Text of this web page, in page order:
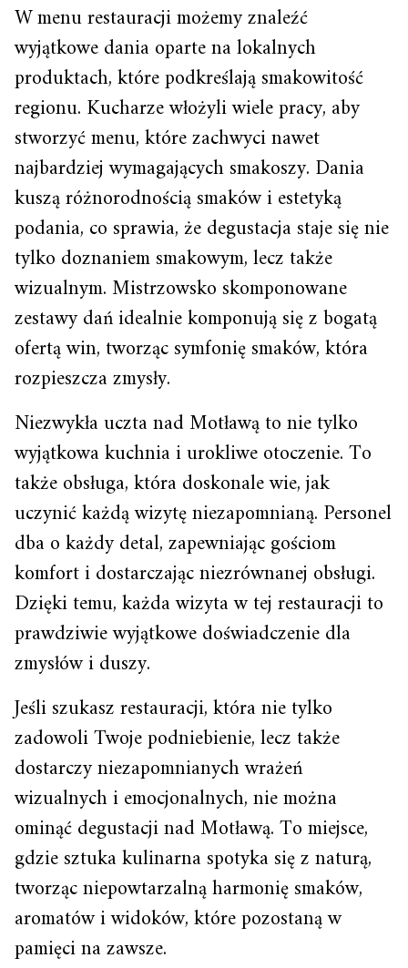
W menu restauracji możemy znaleźć
wyjątkowe dania oparte na lokalnych
produktach, które podkreślają smakowitość
regionu. Kucharze włożyli wiele pracy, aby
stworzyć menu, które zachwyci nawet
najbardziej wymagających smakoszy. Dania
kuszą różnorodnością smaków i estetyką
podania, co sprawia, że degustacja staje się nie
tylko doznaniem smakowym, lecz także
wizualnym. Mistrzowsko skomponowane
zestawy dań idealnie komponują się z bogatą
ofertą win, tworząc symfonię smaków, która
rozpieszcza zmysły.
Niezwykła uczta nad Motławą to nie tylko
wyjątkowa kuchnia i urokliwe otoczenie. To
także obsługa, która doskonale wie, jak
uczynić każdą wizytę niezapomnianą. Personel
dba o każdy detal, zapewniając gościom
komfort i dostarczając niezrównanej obsługi.
Dzięki temu, każda wizyta w tej restauracji to
prawdziwie wyjątkowe doświadczenie dla
zmysłów i duszy.
Jeśli szukasz restauracji, która nie tylko
zadowoli Twoje podniebienie, lecz także
dostarczy niezapomnianych wrażeń
wizualnych i emocjonalnych, nie można
ominąć degustacji nad Motławą. To miejsce,
gdzie sztuka kulinarna spotyka się z naturą,
tworząc niepowtarzalną harmonię smaków,
aromatów i widoków, które pozostaną w
pamięci na zawsze.